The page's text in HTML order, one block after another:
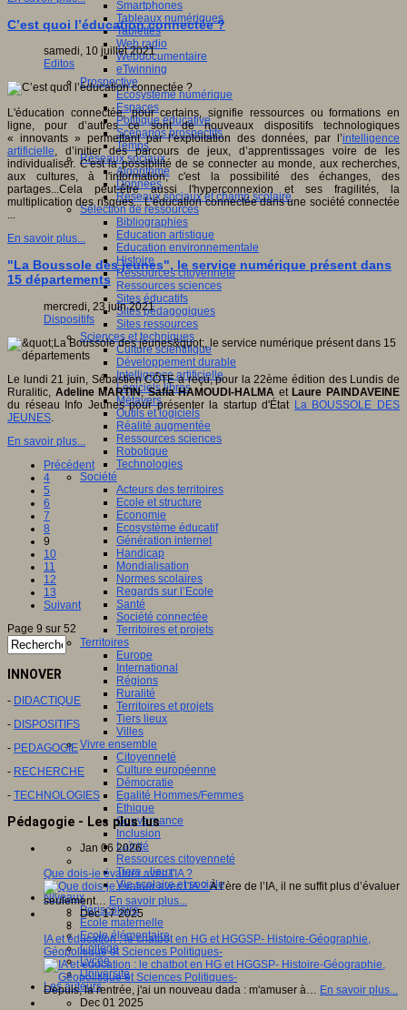
Smartphones
Tableaux numériques
Tablettes
Web radio
Webdocumentaire
eTwinning
Prospective
Ecosystème numérique
Espaces
Politique éducative
Scénarios prospectifs
Temps
Réseaux sociaux
Algorithme
Données
Réseaux sociaux et champ scolaire
Sélection de ressources
Bibliographies
Education artistique
Education environnementale
Histoire
Ressources citoyenneté
Ressources sciences
Sites éducatifs
Sites pédagogiques
Sites ressources
Sciences et techniques
Culture scientifique
Développement durable
Intelligence artificielle
Logiciels libres
Métavers
Outils et logiciels
Réalité augmentée
Ressources sciences
Robotique
Technologies
Société
Acteurs des territoires
Ecole et structure
Economie
Ecosystème éducatif
Génération internet
Handicap
Mondialisation
Normes scolaires
Regards sur l’Ecole
Santé
Société connectée
Territoires et projets
Territoires
Europe
International
Régions
Ruralité
Territoires et projets
Tiers lieux
Villes
Vivre ensemble
Citoyenneté
Culture européenne
Démocratie
Egalité Hommes/Femmes
Ethique
Gouvernance
Inclusion
Laïcité
Ressources citoyenneté
Tiers - lieux
Vie scolaire et sociale
Niveaux
Périscolaire
Ecole maternelle
Ecole élémentaire
Collège
Lycée
Université
Les auteurs
C’est quoi l’éducation connectée ?
samedi, 10 juillet 2021
Editos
L'éducation connectée, pour certains, signifie ressources ou formations en
ligne, pour d’autres ce sont de nouveaux dispositifs technologiques
« innovants » permettant par l’exploitation des données, par l’intelligence
artificielle, d’initier des parcours de jeux, d’apprentissages voire de les
individualiser. C'est la possibilité de se connecter au monde, aux recherches,
aux cultures, à l'information, c'est la possibilité des échanges, des
partages...Cela peut-être aussi l'hyperconnexion et ses fragilités, la
multiplication des risques... L’éducation connectée dans une société connectée
...
En savoir plus...
"La Boussole des jeunes", le service numérique présent dans
15 départements
mercredi, 23 juin 2021
Dispositifs
Le lundi 21 juin, Sébastien CÔTE a reçu, pour la 22ème édition des Lundis de
Ruralitic, Adeline MARTIN,Safia HAMOUDI-HALMA etLaure PAINDAVEINE
du réseau Info Jeunes pour présenter la startup d'État La BOUSSOLE DES
JEUNES
En savoir plus...
Précédent
4
5
6
7
8
9
10
11
12
13
Suivant
Page 9 sur 52
INNOVER
- DIDACTIQUE
- DISPOSITIFS
- PEDAGOGIE
- RECHERCHE
- TECHNOLOGIES
Pédagogie - Les plus lus
Jan 06 2026
Que dois-je évaluer avec l'IA ?
À l’ère de l’IA, il ne suffit plus d’évaluer
seulement… En savoir plus...
Dec 17 2025
IA et éducation : le chatbot en HG et HGGSP- Histoire-Géographie,
Géopolitique et Sciences Politiques-
Depuis, la rentrée, j'ai un nouveau dada : m'amuser à… En savoir plus...
Dec 01 2025